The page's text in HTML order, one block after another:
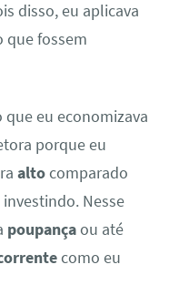
disso, eu aplicava
que fossem
eu economizava
porque eu
altocomparado
Nesse
poupançaou até
como eu